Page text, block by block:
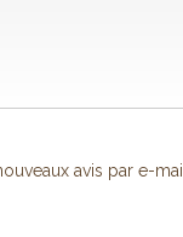
avis par e-mail.